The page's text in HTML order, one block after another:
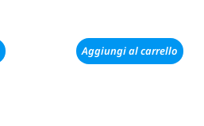
Aggiungi al carrello